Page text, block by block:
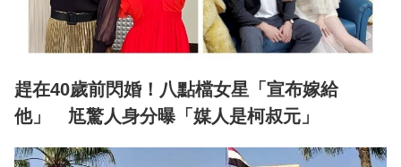
趕在40歲前閃婚！八點檔女星「宣布嫁給
他」 尪驚人身分曝「媒人是柯叔元」